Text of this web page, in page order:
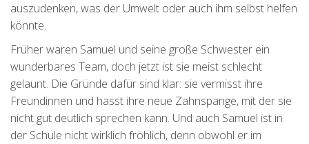
auszudenken, was der Umwelt oder auch ihm selbst helfen
könnte.
Früher waren Samuel und seine große Schwester ein
wunderbares Team, doch jetzt ist sie meist schlecht
gelaunt. Die Gründe dafür sind klar: sie vermisst ihre
Freundinnen und hasst ihre neue Zahnspange, mit der sie
nicht gut deutlich sprechen kann. Und auch Samuel ist in
der Schule nicht wirklich fröhlich, denn obwohl er im